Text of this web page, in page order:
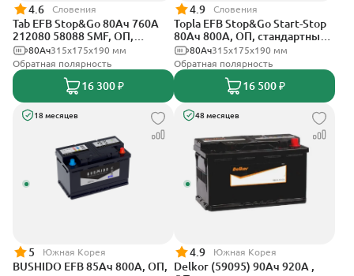
4.6 Словения
Tab EFB Stop&Go 80Ач 760А
212080 58088 SMF, ОП,
стандартные клеммы
315x175x190 мм
80Ач
Обратная полярность
16 300 ₽
4.9 Словения
Topla EFB Stop&Go Start-Stop
80Ач 800А, ОП, стандартные
клеммы315x175x190 мм
80Ач
Обратная полярность
16 500 ₽
18 месяцев
5 Южная Корея
BUSHIDO EFB 85Ач 800А, ОП,
48 месяцев
4.9 Южная Корея
Delkor (59095) 90Ач 920А ,